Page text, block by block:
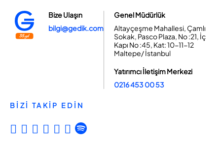
Bize Ulaşın
bilgi@gedik.com
Genel Müdürlük
Altayçeşme Mahallesi, Çamlı
Sokak, Pasco Plaza, No :21, İç
Kapı No :45, Kat: 10-11-12
Maltepe/ İstanbul
Yatırımcı İletişim Merkezi
0216 453 00 53
BİZİ TAKİP EDİN